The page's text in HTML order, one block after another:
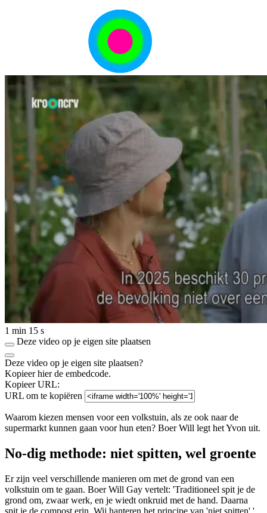
1 min 15 s
Deze video op je eigen site plaatsen
Deze video op je eigen site plaatsen?
Kopieer hier de embedcode.
Kopieer URL:
URL om te kopiëren
Waarom kiezen mensen voor een volkstuin, als ze ook naar de
supermarkt kunnen gaan voor hun eten? Boer Will legt het Yvon uit.
No-dig methode: niet spitten, wel groente
Er zijn veel verschillende manieren om met de grond van een
volkstuin om te gaan. Boer Will Gay vertelt: 'Traditioneel spit je de
grond om, zwaar werk, en je wiedt onkruid met de hand. Daarna
spit je de compost erin. Wij hanteren het principe van 'niet spitten'.'